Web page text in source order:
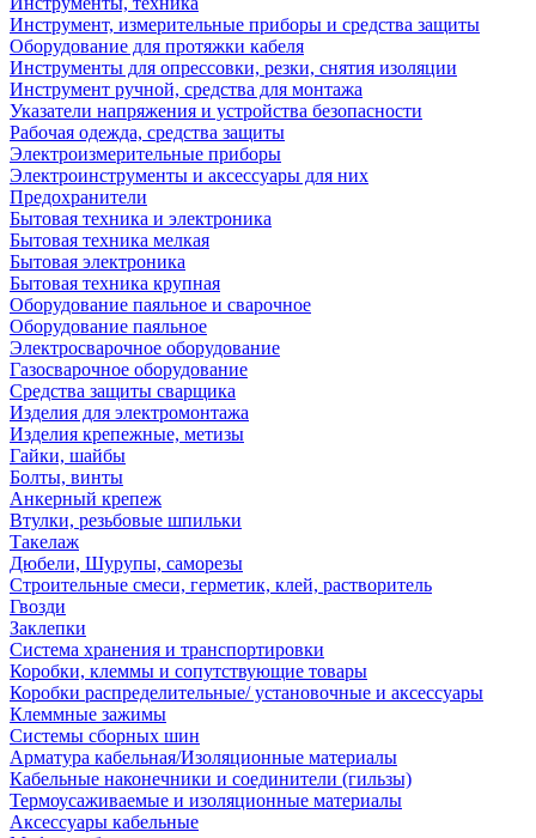
Инструмент, измерительные приборы и средства защиты
Оборудование для протяжки кабеля
Инструменты для опрессовки, резки, снятия изоляции
Инструмент ручной, средства для монтажа
Указатели напряжения и устройства безопасности
Рабочая одежда, средства защиты
Электроизмерительные приборы
Электроинструменты и аксессуары для них
Предохранители
Бытовая техника и электроника
Бытовая техника мелкая
Бытовая электроника
Бытовая техника крупная
Оборудование паяльное и сварочное
Оборудование паяльное
Электросварочное оборудование
Газосварочное оборудование
Средства защиты сварщика
Изделия для электромонтажа
Изделия крепежные, метизы
Гайки, шайбы
Болты, винты
Анкерный крепеж
Втулки, резьбовые шпильки
Такелаж
Дюбели, Шурупы, саморезы
Строительные смеси, герметик, клей, растворитель
Гвозди
Заклепки
Система хранения и транспортировки
Коробки, клеммы и сопутствующие товары
Коробки распределительные/ установочные и аксессуары
Клеммные зажимы
Системы сборных шин
Арматура кабельная/Изоляционные материалы
Кабельные наконечники и соединители (гильзы)
Термоусаживаемые и изоляционные материалы
Аксессуары кабельные